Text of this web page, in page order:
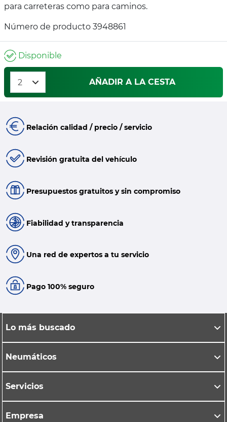
para carreteras como para caminos.
Número de producto 3948861
Disponible
AÑADIR A LA CESTA
Relación calidad / precio / servicio
Revisión gratuita del vehículo
Presupuestos gratuitos y sin compromiso
Fiabilidad y transparencia
Una red de expertos a tu servicio
Pago 100% seguro
Lo más buscado
Neumáticos
Servicios
Empresa